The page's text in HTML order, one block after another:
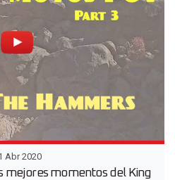
Abr 2020
mejores momentos del King